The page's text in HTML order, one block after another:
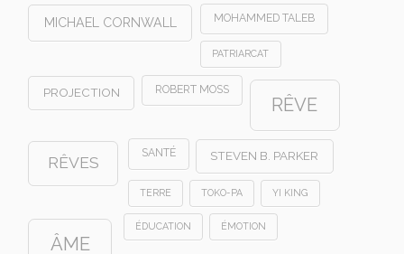
MICHAEL CORNWALL MOHAMMED TALEB
PATRIARCAT
PROJECTION ROBERT MOSS
RÊVE
RÊVES
SANTÉ STEVEN B. PARKER
TERRE TOKO-PA YI KING
ÂME
ÉDUCATION ÉMOTION